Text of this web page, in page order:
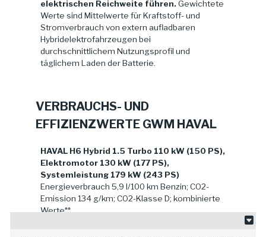
elektrischen Reichweite führen.Gewichtete
Werte sind Mittelwerte für Kraftstoff- und
Stromverbrauch von extern aufladbaren
Hybridelektrofahrzeugen bei
durchschnittlichem Nutzungsprofil und
täglichem Laden der Batterie.
VERBRAUCHS- UND
EFFIZIENZWERTE GWM HAVAL
HAVAL H6 Hybrid 1.5 Turbo 110 kW (150 PS),
Elektromotor 130 kW (177 PS),
Systemleistung 179 kW (243 PS)
Energieverbrauch 5,9 l/100 km Benzin; CO2-
Emission 134 g/km; CO2-Klasse D; kombinierte
Werte**